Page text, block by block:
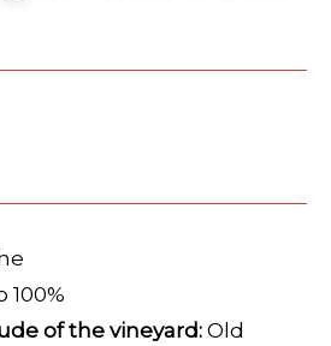
100%
of the vineyard: Old